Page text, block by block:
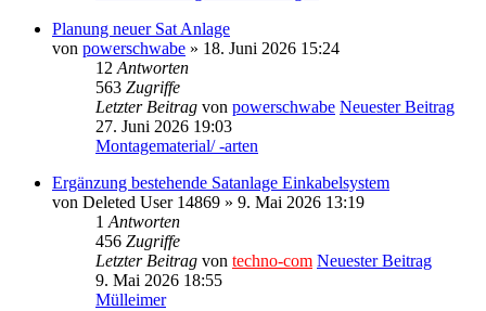
Planung neuer Sat Anlage
von powerschwabe » 18. Juni 2026 15:24
12Antworten
563 Zugriffe
Letzter Beitrag von powerschwabe Neuester Beitrag
27. Juni 2026 19:03
Montagematerial/ -arten
Ergänzung bestehende Satanlage Einkabelsystem
von Deleted User 14869 » 9. Mai 2026 13:19
1Antworten
456 Zugriffe
Letzter Beitrag von techno-com Neuester Beitrag
9. Mai 2026 18:55
Mülleimer